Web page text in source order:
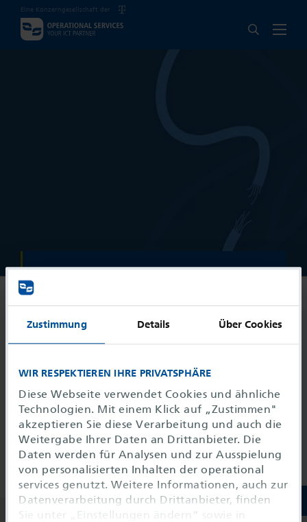
Zustimmung Details Über Cookies
WIR RESPEKTIEREN IHRE PRIVATSPHÄRE
Diese Webseite verwendet Cookies und ähnliche
Technologien. Mit einem Klick auf „Zustimmen"
akzeptieren Sie diese Verarbeitung und auch die
Weitergabe Ihrer Daten an Drittanbieter. Die
Daten werden für Analysen und zur Ausspielung
von personalisierten Inhalten der operational
services genutzt. Weitere Informationen, auch zur
Datenverarbeitung durch Drittanbieter, finden
Sie unter „Einstellungen ändern“ sowie in
Eine Konzerngesellschaft der
404
interrupt
Hoppla, diese Seite wurde nicht gefunden.
Managed ICT Services
Digital Solutions